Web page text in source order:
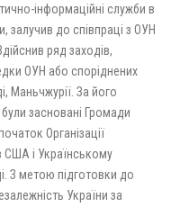
інформаційні служби в
залучив до співпраці з ОУН
ряд заходів,
ОУН або споріднених
Маньчжурії. За його
засновані Громади
Організації
США і Українському
З метою підготовки до
України за